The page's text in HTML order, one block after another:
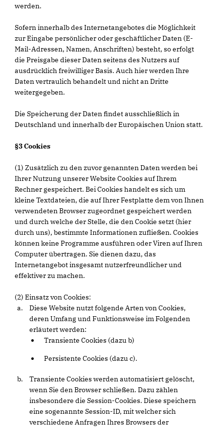
werden.
Sofern innerhalb des Internetangebotes die Möglichkeit
zur Eingabe persönlicher oder geschäftlicher Daten (E-
Mail-Adressen, Namen, Anschriften) besteht, so erfolgt
die Preisgabe dieser Daten seitens des Nutzers auf
ausdrücklich freiwilliger Basis. Auch hier werden Ihre
Daten vertraulich behandelt und nicht an Dritte
weitergegeben.
Die Speicherung der Daten findet ausschließlich in
Deutschland und innerhalb der Europäischen Union statt.
§3 Cookies
(1) Zusätzlich zu den zuvor genannten Daten werden bei
Ihrer Nutzung unserer Website Cookies auf Ihrem
Rechner gespeichert. Bei Cookies handelt es sich um
kleine Textdateien, die auf Ihrer Festplatte dem von Ihnen
verwendeten Browser zugeordnet gespeichert werden
und durch welche der Stelle, die den Cookie setzt (hier
durch uns), bestimmte Informationen zufließen. Cookies
können keine Programme ausführen oder Viren auf Ihren
Computer übertragen. Sie dienen dazu, das
Internetangebot insgesamt nutzerfreundlicher und
effektiver zu machen.
(2) Einsatz von Cookies:
Diese Website nutzt folgende Arten von Cookies,
deren Umfang und Funktionsweise im Folgenden
erläutert werden:
Transiente Cookies (dazu b)
Persistente Cookies (dazu c).
Transiente Cookies werden automatisiert gelöscht,
wenn Sie den Browser schließen. Dazu zählen
insbesondere die Session-Cookies. Diese speichern
eine sogenannte Session-ID, mit welcher sich
verschiedene Anfragen Ihres Browsers der